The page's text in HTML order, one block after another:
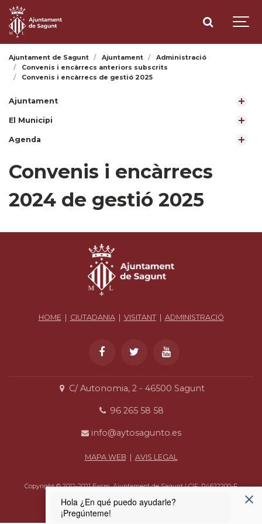
Ajuntament de Sagunt Ajuntament
Administració
Convenis i encàrrecs anteriors subscrits
Convenis i encàrrecs de gestió 2025
Ajuntament
El Municipi
Agenda
Convenis i encàrrecs
2024 de gestió 2025
HOME CIUTADANIA| VISITANT| ADMINISTRACIÓ
C/ Autonomia, 2 - 46500 Sagunt
96 265 58 58
info@aytosagunto.es
MAPA WEB AVIS LEGAL
Copyright © 2012-2021 Excm. Ajuntament de Sagunt | CIF: P4622200-F